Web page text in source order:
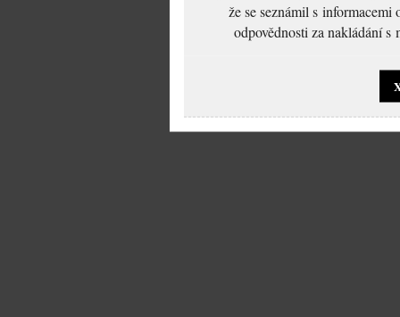
že se seznámil s
odpovědnosti za nakládání